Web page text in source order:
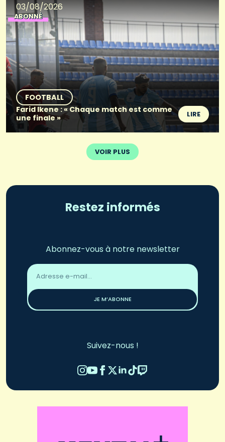
03/08/2026
ABONNÉ
FOOTBALL
Farid Ikene : « Chaque match est comme
une finale »
LIRE
VOIR PLUS
Restez informés
Abonnez-vous à notre newsletter
Adresse
email
JE M’ABONNE
Suivez-nous !